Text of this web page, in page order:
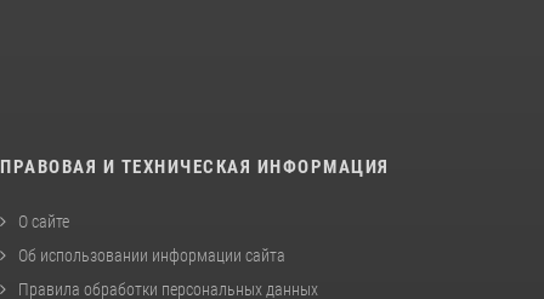
ПРАВОВАЯ И ТЕХНИЧЕСКАЯ ИНФОРМАЦИЯ
О сайте
Об использовании информации сайта
Правила обработки персональных данных